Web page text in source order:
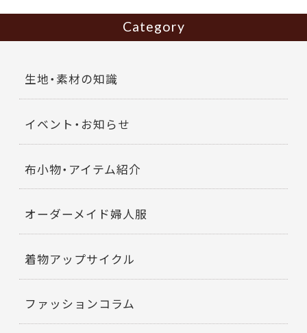
Category
生地・素材の知識
イベント・お知らせ
布小物・アイテム紹介
オーダーメイド婦人服
着物アップサイクル
ファッションコラム